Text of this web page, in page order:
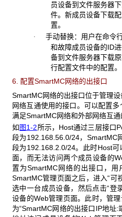
员设备到文件服务器
件。新成员设备下载
置。
· 手动替换：用户在命令
和故障成员设备的ID
备到文件服务器下载
行配置文件中的配置。
6. 配置SmartMC网络的出接口
SmartMC网络的出接口位于管理
网络互通使用的接口。可以配置
满足SmartMC网络和外部网络互通
如图1-2所示，Host通过三层接口
段为192.168.56.0/24，SmartMC
段为192.168.2.0/24。此时Host
面，而无法访问两个成员设备的
置为SmartMC网络的出接口，
SmartMC管理页面之后，进入“可
选中一台成员设备，然后点击“登
设备的Web管理页面。此时，管
为“SmartMC网络的出接口IP地址